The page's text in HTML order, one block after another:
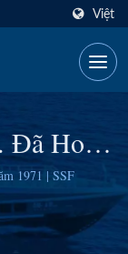
Việt
Đã Hoàn
2018.
1971 | SSF